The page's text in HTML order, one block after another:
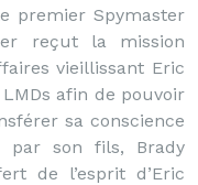
premier Spymaster
reçut la mission
vieillissant Eric
afin de pouvoir
sa conscience
son fils, Brady
de l’esprit d’Eric